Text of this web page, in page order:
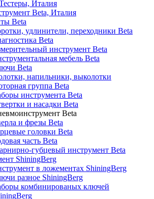
Италия
Beta, Италия
Beta
удлинители, переходники Beta
Beta
инструмент Beta
мебель Beta
Beta
напильники, выколотки
группа Beta
инструмента Beta
и насадки Beta
Beta
и фрезы Beta
головки Beta
часть Beta
губцевый инструмент Beta
ShiningBerg
в ложементах ShiningBerg
разное ShiningBerg
комбинированых ключей